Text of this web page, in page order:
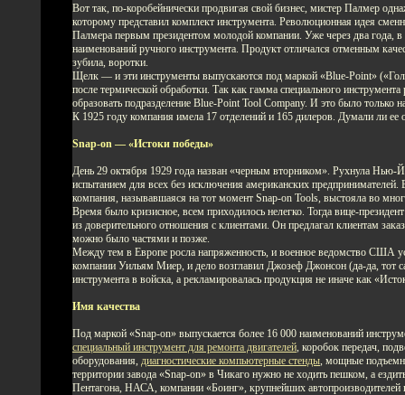
Вот так, по-коробейнически продвигая свой бизнес, мистер Палмер
которому представил комплект инструмента. Революционная идея
Палмера первым президентом молодой компании. Уже через два года,
наименований ручного инструмента. Продукт отличался отменным
зубила, воротки.
Щелк — и эти инструменты выпускаются под маркой «Blue-Point»
после термической обработки. Так как гамма специального
образовать подразделение Blue-Point Tool Company. И это было только
К 1925 году компания имела 17 отделений и 165 дилеров. Думали ли ее
Snap-on — «Истоки победы»
День 29 октября 1929 года назван «черным вторником». Рухнула
испытанием для всех без исключения американских
компания, называвшаяся на тот момент Snap-on Tools, выстояла во
Время было кризисное, всем приходилось нелегко. Тогда вице-
из доверительного отношения с клиентами. Он предлагал клиентам
можно было частями и позже.
Между тем в Европе росла напряженность, и военное ведомство США
компании Уильям Миер, и дело возглавил Джозеф Джонсон (да-да, тот
инструмента в войска, а рекламировалась продукция не иначе как
Имя качества
Под маркой «Snap-on» выпускается более 16 000 наименований
специальный инструмент для ремонта двигателей , коробок передач,
оборудования, диагностические компьютерные стенды , мощные
территории завода «Snap-on» в Чикаго нужно не ходить пешком, а
Пентагона, НАСА, компании «Боинг», крупнейших